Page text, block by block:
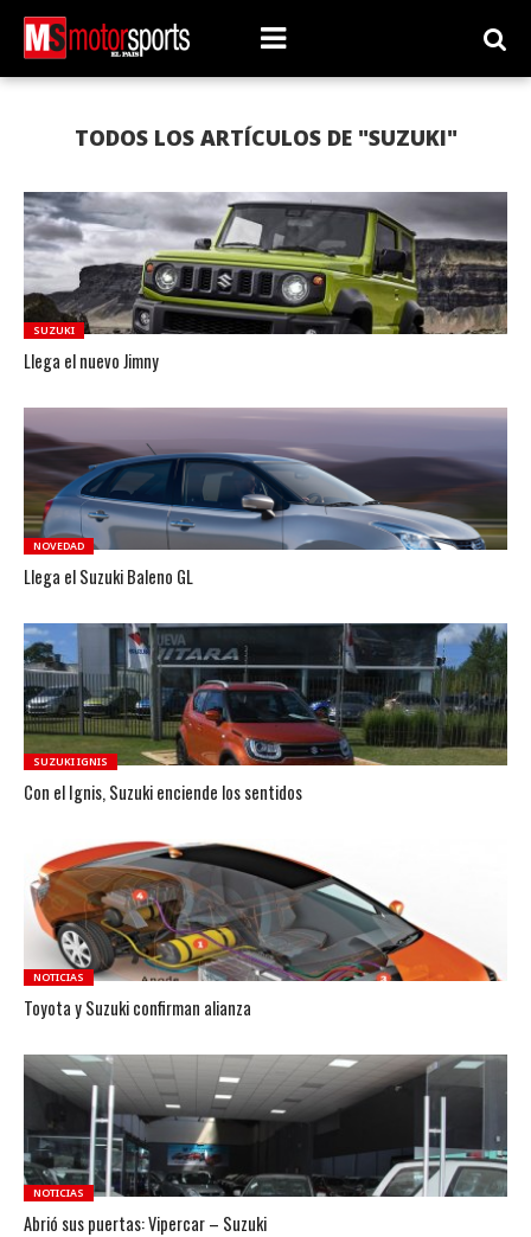
TODOS LOS ARTÍCULOS DE "SUZUKI"
SUZUKI
Llega el nuevo Jimny
NOVEDAD
Llega el Suzuki Baleno GL
SUZUKI IGNIS
Con el Ignis, Suzuki enciende los sentidos
NOTICIAS
Toyota y Suzuki confirman alianza
NOTICIAS
Abrió sus puertas: Vipercar – Suzuki